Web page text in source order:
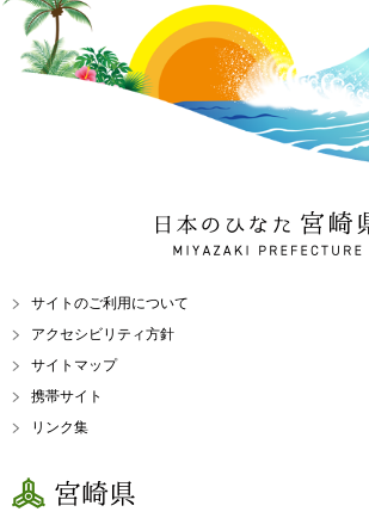
日本のひなた 宮崎県
MIYAZAKI PREFECTURE
サイトのご利用について
アクセシビリティ方針
サイトマップ
携帯サイト
リンク集
宮崎県